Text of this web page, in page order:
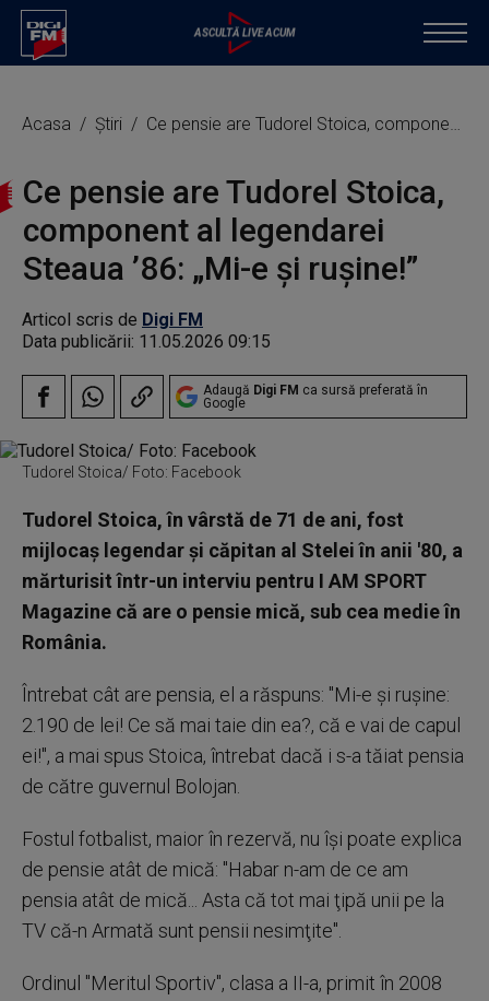
Acasa Știri Ce pensie are Tudorel Stoica, component al legendarei Steaua ’86: „Mi-e şi ruşine!”
Ce pensie are Tudorel Stoica,
component al legendarei
Steaua ’86: „Mi-e şi ruşine!”
Articol scris de Digi FM
Data publicării: 11.05.2026 09:15
Adaugă Digi FM ca sursă preferată în
Google
Tudorel Stoica/ Foto: Facebook
Tudorel Stoica, în vârstă de 71 de ani, fost
mijlocaş legendar şi căpitan al Stelei în anii '80, a
mărturisit într-un interviu pentru I AM SPORT
Magazine că are o pensie mică, sub cea medie în
România.
Întrebat cât are pensia, el a răspuns: "Mi-e şi ruşine:
2.190 de lei! Ce să mai taie din ea?, că e vai de capul
ei!", a mai spus Stoica, întrebat dacă i s-a tăiat pensia
de către guvernul Bolojan.
Fostul fotbalist, maior în rezervă, nu îşi poate explica
de pensie atât de mică: "Habar n-am de ce am
pensia atât de mică... Asta că tot mai ţipă unii pe la
TV că-n Armată sunt pensii nesimţite".
Ordinul "Meritul Sportiv", clasa a II-a, primit în 2008